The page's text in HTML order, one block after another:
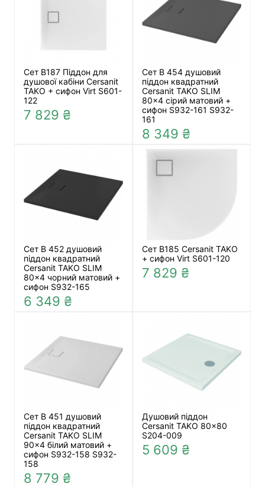
Сет B187 Піддон для
душової кабіни Cersanit
TAKO + сифон Virt S601-
122
7 829 ₴
Сет B 454 душовий
піддон квадратний
Cersanit TAKO SLIM
80x4 сірий матовий +
сифон S932-161 S932-
161
8 349 ₴
Сет B 452 душовий
піддон квадратний
Cersanit TAKO SLIM
80x4 чорний матовий +
сифон S932-165
6 349 ₴
Сет В185 Cersanit TAKO
+ сифон Virt S601-120
7 829 ₴
Сет B 451 душовий
піддон квадратний
Cersanit TAKO SLIM
90x4 білий матовий +
сифон S932-158 S932-
158
8 779 ₴
Душовий піддон
Cersanit TAKO 80x80
S204-009
5 609 ₴